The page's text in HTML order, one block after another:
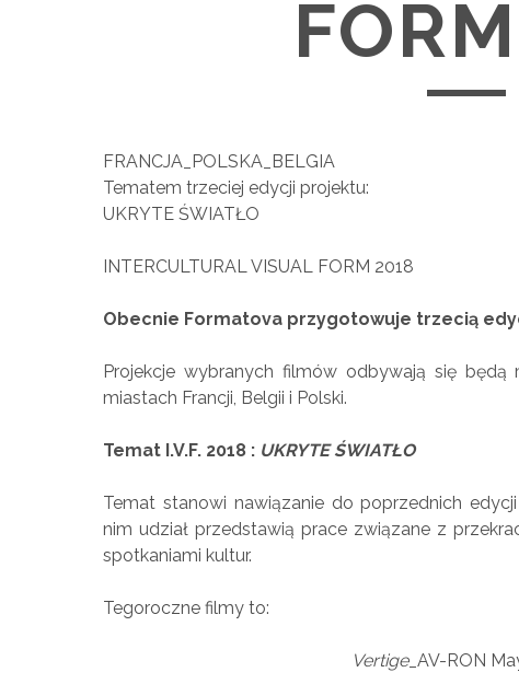
FRANCJA_POLSKA_BELGIA
Tematem trzeciej edycji projektu:
UKRYTE ŚWIATŁO
INTERCULTURAL VISUAL FORM 2018
Obecnie Formatova przygotowuje trzecią
Projekcje wybranych filmów odbywają się
miastach Francji, Belgii i Polski.
Temat I.V.F. 2018 : UKRYTE ŚWIATŁO
Temat stanowi nawiązanie do poprzednich
nim udział przedstawią prace związane z
spotkaniami kultur.
Tegoroczne filmy to:
Vertige_AV-RON